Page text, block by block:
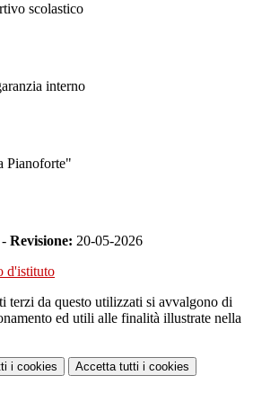
scolastico
interno
Pianoforte"
Revisione: 20-05-2026
d'istituto
terzi da questo utilizzati si avvalgono di
ed utili alle finalità illustrate nella
i cookies Accetta tutti i cookies